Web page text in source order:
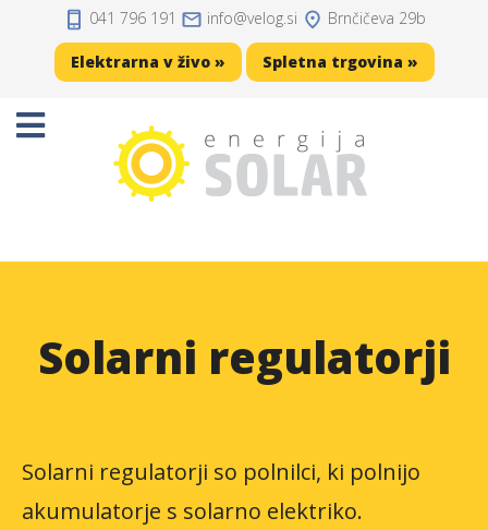
Domov
Sončne elektrarne
Solarni akumulatorji
Zaščita, kabli, konektorji
Faq
041 796 191 info velog.si Brnčičeva 29b
Elektrarna v živo » Spletna trgovina »
Solarni regulatorji
Solarni regulatorji so polnilci, ki polnijo
akumulatorje s solarno elektriko.